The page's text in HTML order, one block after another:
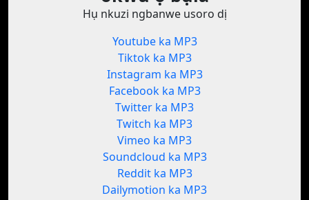
Hụ nkuzi ngbanwe usoro dị
Youtube ka MP3
Tiktok ka MP3
Instagram ka MP3
Facebook ka MP3
Twitter ka MP3
Twitch ka MP3
Vimeo ka MP3
Soundcloud ka MP3
Reddit ka MP3
Dailymotion ka MP3